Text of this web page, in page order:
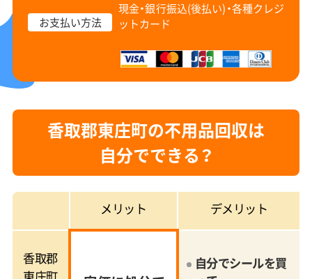
お支払い方法
現金・銀行振込(後払い)・各種クレジ
ットカード
香取郡東庄町の不用品回収は
自分でできる？
メリット デメリット
香取郡
自分でシールを買